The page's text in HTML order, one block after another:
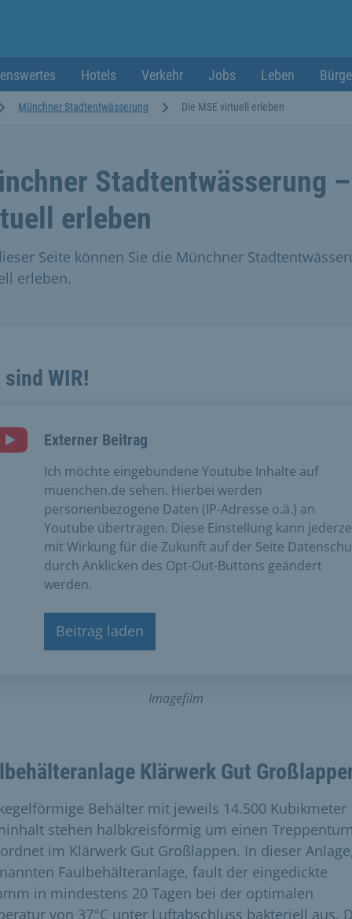
Hotels Verkehr Jobs Leben
Münchner Stadtentwässerung Die MSE virtuell erleben
Stadtentwässerung –
erleben
Seite können Sie die Münchner
erleben.
sind WIR!
Externer Beitrag
Ich möchte eingebundene Youtube Inhalte auf
muenchen.de sehen. Hierbei werden
personenbezogene Daten (IP-Adresse o.ä.) an
Youtube übertragen. Diese Einstellung kann
mit Wirkung für die Zukunft auf der Seite
durch Anklicken des Opt-Out-Buttons geändert
werden.
Beitrag laden
Imagefilm
Klärwerk Gut
Behälter mit jeweils 14.500 Kubikmeter
stehen halbkreisförmig um einen
im Klärwerk Gut Großlappen. In dieser
Faulbehälteranlage, fault der eingedickte
in mindestens 20 Tagen bei der optimalen
von 37°C unter Luftabschluss bakteriell aus.